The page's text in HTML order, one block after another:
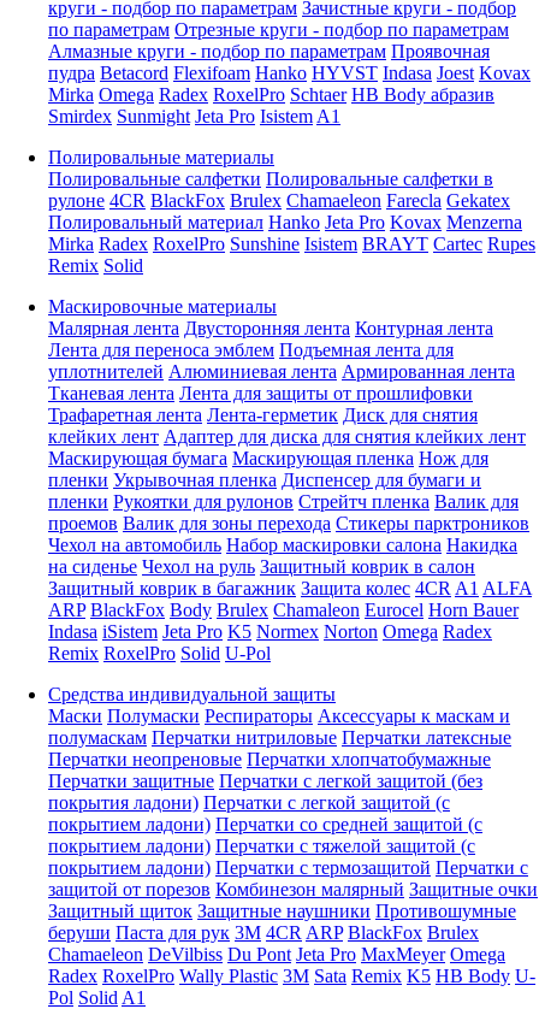
круги - подбор по параметрам Зачистные круги - подбор
по параметрам Отрезные круги - подбор по параметрам
Алмазные круги - подбор по параметрам Проявочная
пудра Betacord Flexifoam Hanko HYVST Indasa Joest Kovax
Mirka Omega Radex RoxelPro Schtaer HB Body абразив
Smirdex Sunmight Jeta Pro Isistem A1
Полировальные материалы
Полировальные салфетки Полировальные салфетки в
рулоне 4CR BlackFox Brulex Chamaeleon Farecla Gekatex
Полировальный материал Hanko Jeta Pro Kovax Menzerna
Mirka Radex RoxelPro Sunshine Isistem BRAYT Cartec Rupes
Remix Solid
Маскировочные материалы
Малярная лента Двусторонняя лента Контурная лента
Лента для переноса эмблем Подъемная лента для
уплотнителей Алюминиевая лента Армированная лента
Тканевая лента Лента для защиты от прошлифовки
Трафаретная лента Лента-герметик Диск для снятия
клейких лент Адаптер для диска для снятия клейких лент
Маскирующая бумага Маскирующая пленка Нож для
пленки Укрывочная пленка Диспенсер для бумаги и
пленки Рукоятки для рулонов Стрейтч пленка Валик для
проемов Валик для зоны перехода Стикеры парктроников
Чехол на автомобиль Набор маскировки салона Накидка
на сиденье Чехол на руль Защитный коврик в салон
Защитный коврик в багажник Защита колес 4CR A1 ALFA
ARP BlackFox Body Brulex Chamaleon Eurocel Horn Bauer
Indasa iSistem Jeta Pro K5 Normex Norton Omega Radex
Remix RoxelPro Solid U-Pol
Средства индивидуальной защиты
Маски Полумаски Респираторы Аксессуары к маскам и
полумаскам Перчатки нитриловые Перчатки латексные
Перчатки неопреновые Перчатки хлопчатобумажные
Перчатки защитные Перчатки с легкой защитой (без
покрытия ладони) Перчатки с легкой защитой (с
покрытием ладони) Перчатки со средней защитой (с
покрытием ладони) Перчатки с тяжелой защитой (с
покрытием ладони) Перчатки с термозащитой Перчатки с
защитой от порезов Комбинезон малярный Защитные очки
Защитный щиток Защитные наушники Противошумные
беруши Паста для рук 3M 4CR ARP BlackFox Brulex
Chamaeleon DeVilbiss Du Pont Jeta Pro MaxMeyer Omega
Radex RoxelPro Wally Plastic 3M Sata Remix K5 HB Body U-
Pol Solid A1